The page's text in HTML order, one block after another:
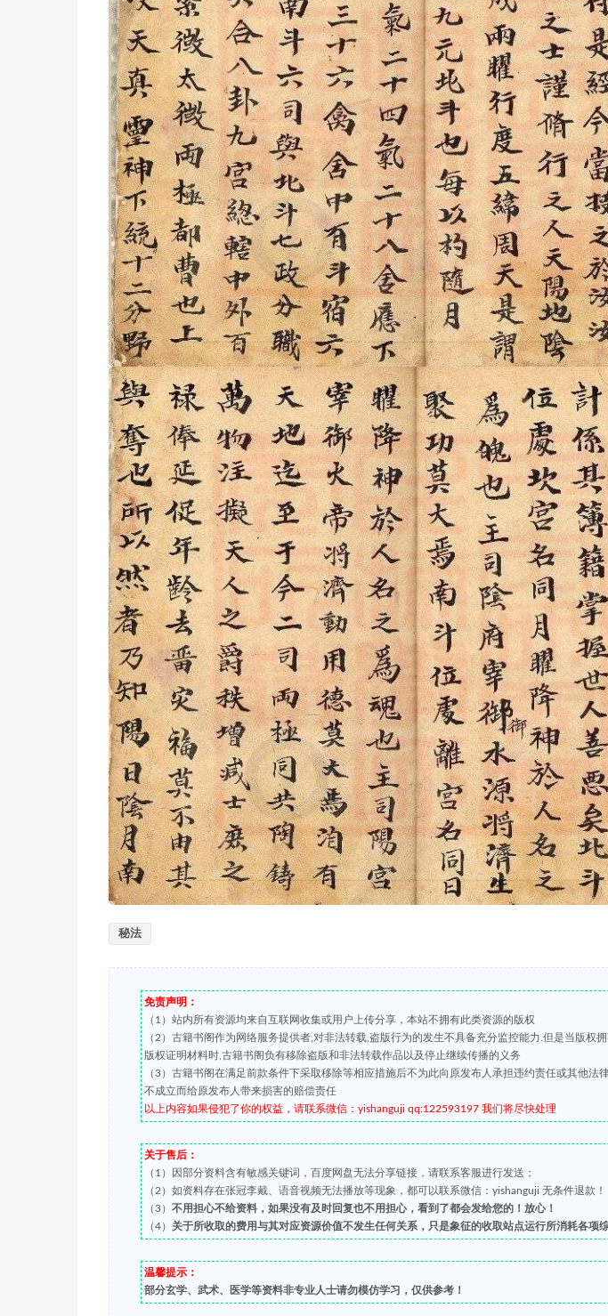
秘法
免责声明：
（1）站内所有资源均来自互联网收集或用户上传分享，本站不拥有此类资源的版权
（2）古籍书阁作为网络服务提供者,对非法转载,盗版行为的发生不具备充分监控能力.但是当版权
版权证明材料时,古籍书阁负有移除盗版和非法转载作品以及停止继续传播的义务
（3）古籍书阁在满足前款条件下采取移除等相应措施后不为此向原发布人承担违约责任或其他法
不成立而给原发布人带来损害的赔偿责任
以上内容如果侵犯了你的权益，请联系微信：yishanguji qq:122593197 我们将尽快处理
关于售后：
（1）因部分资料含有敏感关键词，百度网盘无法分享链接，请联系客服进行发送；
（2）如资料存在张冠李戴、语音视频无法播放等现象，都可以联系微信：yishanguji 无条件退款！
（3） 不用担心不给资料，如果没有及时回复也不用担心，看到了都会发给您的！放心！
（4） 关于所收取的费用与其对应资源价值不发生任何关系，只是象征的收取站点运行所消耗各项
温馨提示：
部分玄学、武术、医学等资料非专业人士请勿模仿学习，仅供参考！